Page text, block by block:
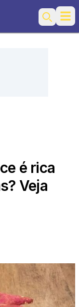
Search
é rica
Veja